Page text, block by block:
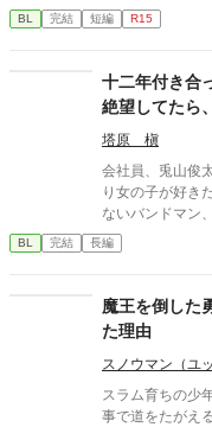
いないから…想いを
白したのが高校
ー 美形×平凡
BL 完結 短編 R15
十二年付き合
絶望してたら
で、奴らを見
塔原 槇
会社員、兎山俊
り女の子が好き
ないバンドマン
純派アイドル、
言う。ショック
BL 完結 長編
魔王を倒した
た理由
スノウマン（ユ
スラム育ちの少
事で道をたがえ